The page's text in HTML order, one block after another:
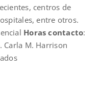
centros de
entre otros.
Horas contacto:
Carla M. Harrison